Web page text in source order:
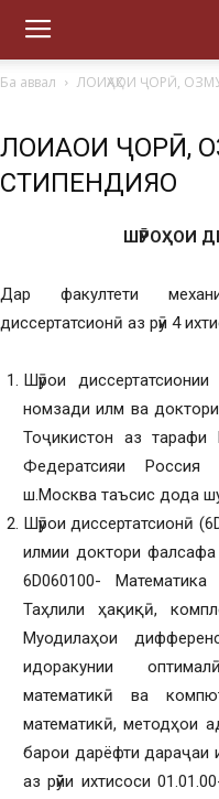
Ба аввал ЛОИҲАҲОИ ҶОРӢ,
ЛОИҲАҲОИ ҶОРӢ,
СТИПЕНДИЯҲО
ШӮРОҲОИ
Дар факултети
диссертатсионӣ аз рӯи 4
Шӯрои
номзади илм ва
Тоҷикистон аз тарафи
Федератсияи
ш.Москва таъсис дода
Шӯрои диссертатсионӣ
илмии доктори фалсафа
6D060100-
Таҳлили ҳақиқӣ,
Муодилаҳои
идоракунии
математикӣ ва
математикӣ, методҳои
барои дарёфти дараҷаи
аз рӯйи ихтисоси